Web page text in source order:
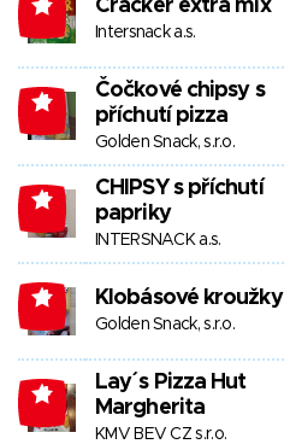
-4 Cracker extra mix
Intersnack a.s.
-4
Čočkové chipsy s
příchutí pizza
Golden Snack, s.r.o.
-4
CHIPSY s příchutí
papriky
INTERSNACK a.s.
-4 Klobásové kroužky
Golden Snack, s.r.o.
-4
Lay´s Pizza Hut
Margherita
KMV BEV CZ s.r.o.